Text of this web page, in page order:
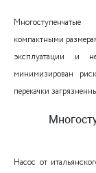
компактными
эксплуатации и
минимизирован
перекачки
Насос от